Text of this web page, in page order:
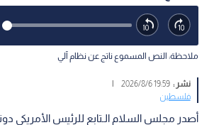
ملاحظة: النص المسموع ناتج عن نظام آلي
نشر :19:59 2026/8/6
|
فلسطين
أصدر مجلس السلام الـتابع للرئيس الأمريكي